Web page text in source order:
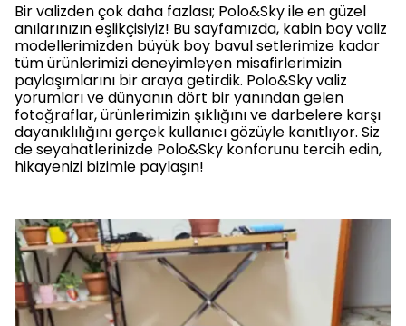
Bir valizden çok daha fazlası; Polo&Sky ile en güzel
anılarınızın eşlikçisiyiz! Bu sayfamızda, kabin boy valiz
modellerimizden büyük boy bavul setlerimize kadar
tüm ürünlerimizi deneyimleyen misafirlerimizin
paylaşımlarını bir araya getirdik. Polo&Sky valiz
yorumları ve dünyanın dört bir yanından gelen
fotoğraflar, ürünlerimizin şıklığını ve darbelere karşı
dayanıklılığını gerçek kullanıcı gözüyle kanıtlıyor. Siz
de seyahatlerinizde Polo&Sky konforunu tercih edin,
hikayenizi bizimle paylaşın!